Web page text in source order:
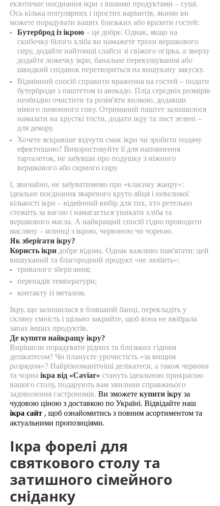
екзотичне поєднання ікри з іншими продуктами – суші.
Ось кілька популярних і простих варіантів, якими ви
можете порадувати ваших близьких або вразити гостей:
Бутерброд із ікрою – це добре. Однак, якщо на
скибочку білого хліба ви намажете трохи вершкового
сиру, додайте найтонші слайси зі свіжого огірка, а зверху
додайте ложечку ікри, банальне перекушування або
швидкий сніданок перетвориться на вишукану закуску.
Відмінний спосіб справити враження на гостей – подати
бутерброди з паштетом із авокадо. Плід середніх розмірів
необхідно очистити та розім'яти вилкою, додавши
німого лимонного соку. Отриманий паштет залишилося
намазати на хрусткі тости, додати ікру та лист зелені –
для декору.
Хочете яскравіше відчути смак ікри чи зробити подачу
ефектнішою? Використовуйте її для наповнення
тарталеток, не забувши про подушку з ніжного
вершкового або сирного сиру.
І, звичайно, не забуватимемо про «класику жанру»:
ідеальне поєднання звареного круто яйця і невеликої
кількості ікри – відмінний вибір для тих, хто ретельно
стежить за вагою і намагається уникати хліба та
вершкового масла. А найкращий спосіб гідно проводити
масляну – млинці з ікрою, червоною чи чорною.
Як зберігати ікру?
Користь ікри добре відома. Однак важливо пам'ятати: цей
вишуканий та благородний продукт «не любить»:
тривалого зберігання;
перепадів температури;
контакту із металом.
Ікру, що залишилася в бляшаній банці, перекладіть у
скляну ємність і щільно закрийте, щоб вона не ввібрала
запах інших продуктів.
Де купити найкращу ікру?
Вирішили порадувати рідних та близьких гідним
делікатесом? Чи плануєте урочистість «за вищим
розрядом»? Найрізноманітніші делікатеси, а також червона
та чорна ікра від «Сaviar» стануть ідеальною прикрасою
вашого столу, подарують вам хвилини справжнього
задоволення гастрономів. Ви зможете купити ікру за
чудовою ціною з доставкою по Україні. Відвідайте наш
ікра сайт , щоб ознайомитись з повним асортиментом та
актуальними пропозиціями.
Ікра форелі для
святкового столу та
затишного сімейного
сніданку